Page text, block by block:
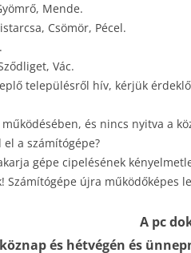
Mende.
Csömör, Pécel.
Vác.
településről hív, kérjük
és nincs nyitva a
a számítógépe?
gépe cipelésének
Számítógépe újra működőképes
A pc
és hétvégén és